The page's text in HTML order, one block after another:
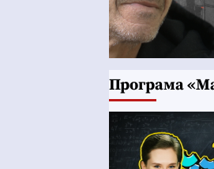
Програма